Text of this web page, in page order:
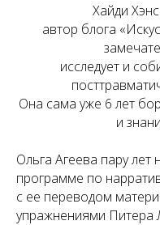
Хайди
автор блога
исследует и
Она сама уже 6 лет
и
Ольга Агеева пару лет
программе по
с ее переводом
упражнениями Питера